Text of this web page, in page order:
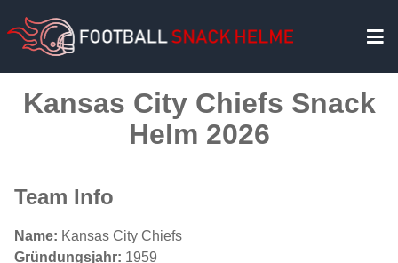
Kansas City Chiefs Snack
Helm 2026
Team Info
Name: Kansas City Chiefs
Gründungsjahr: 1959